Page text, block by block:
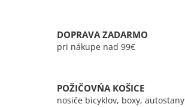
DOPRAVA ZADARMO
pri nákupe nad 99€
POŽIČOVŃA KOŠICE
nosiče bicyklov, boxy, autostany